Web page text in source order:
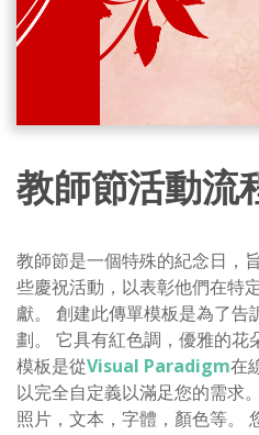
教師節活動流
教師節是一個特殊的紀念日，
些慶祝活動，以表彰他們在特
獻。 創建此傳單模板是為了告
劃。 它具有紅色調，優雅的花
模板是從Visual Paradigm在
以完全自定義以滿足您的需求
照片，文本，字體，顏色等。